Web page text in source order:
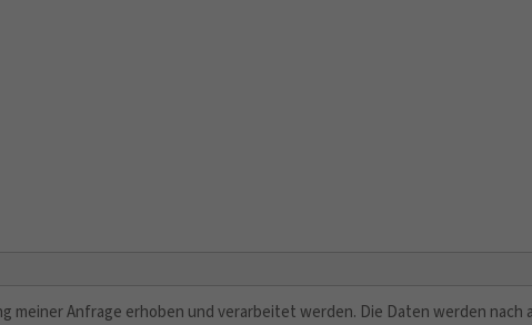
meiner Anfrage erhoben und verarbeitet werden. Die Daten werden nach